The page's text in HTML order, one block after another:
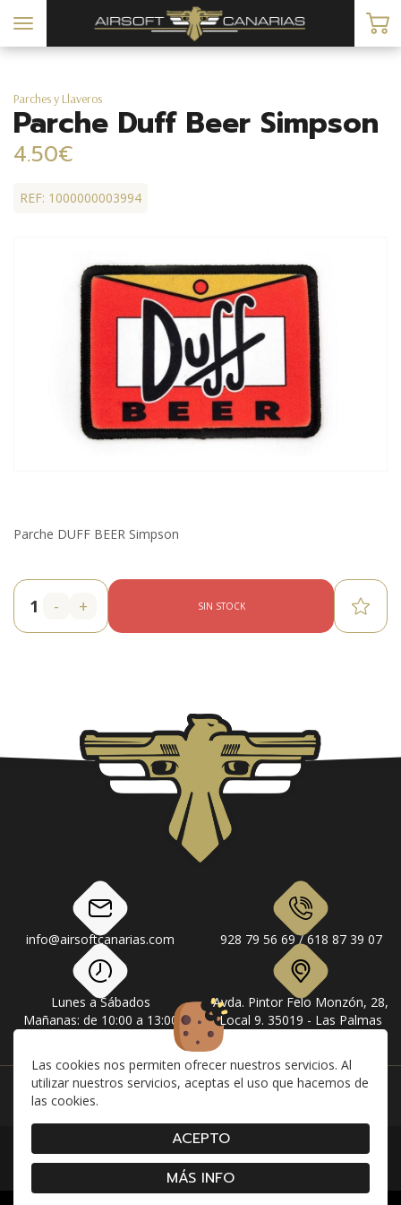
Las cookies nos permiten ofrecer nuestros servicios. Al
utilizar nuestros servicios, aceptas el uso que hacemos de
las cookies.
ACEPTO
MÁS INFO
Toggle
navigation
Parches y Llaveros
Parche Duff Beer Simpson
4.50€
REF: 1000000003994
Parche DUFF BEER Simpson
- + SIN STOCK
info@airsoftcanarias.com 928 79 56 69 / 618 87 39 07
Lunes a Sábados
Mañanas: de 10:00 a 13:00
Avda. Pintor Felo Monzón, 28,
Local 9. 35019 - Las Palmas
Facebook
Condiciones de compra|Aviso Legal|Política de Privacidad|Cookies